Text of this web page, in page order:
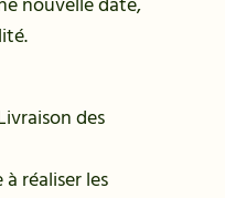
des
réaliser les